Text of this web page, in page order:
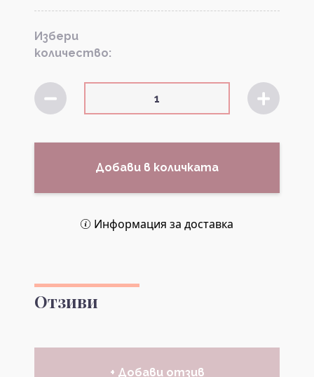
Избери
количество:
Добави в количката
Информация за доставка
Отзиви
+ Добави отзив